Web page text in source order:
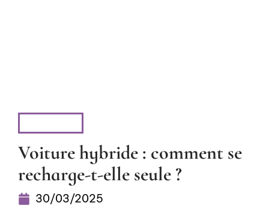
Voiture hybride : comment se
recharge-t-elle seule ?
30/03/2025